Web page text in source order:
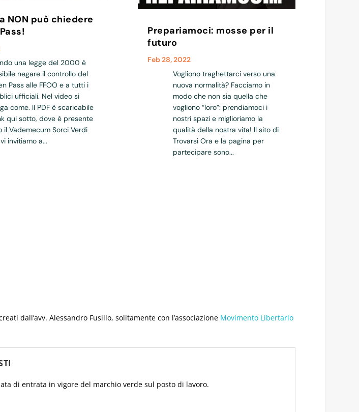
NON può chiedere
una legge del 2000 è
negare il controllo del
Pass alle FFOO e a tutti i
ufficiali. Nel video si
come. Il PDF è scaricabile
qui sotto, dove è presente
il Vademecum Sorci Verdi
invitiamo a...
Prepariamoci: mosse per il
futuro
Feb 28, 2022
Vogliono traghettarci verso una
nuova normalità? Facciamo in
modo che non sia quella che
vogliono “loro”: prendiamoci i
nostri spazi e miglioriamo la
qualità della nostra vita! Il sito di
Trovarsi Ora e la pagina per
partecipare sono...
dall’avv. Alessandro Fusillo, solitamente con l’associazione Movimento Libertario
di entrata in vigore del marchio verde sul posto di lavoro.